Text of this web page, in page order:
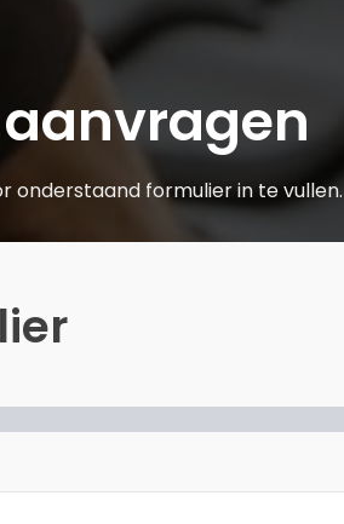
onderstaand formulier in te vullen.